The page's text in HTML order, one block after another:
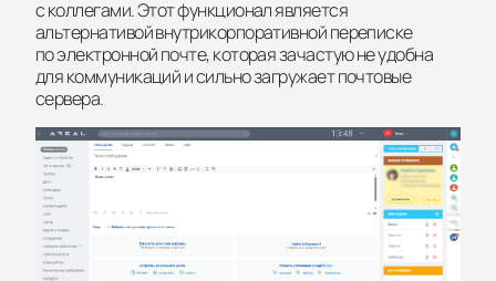
с коллегами. Этот функционал является
альтернативой внутрикорпоративной переписке
по электронной почте, которая зачастую не удобна
для коммуникаций и сильно загружает почтовые
сервера.